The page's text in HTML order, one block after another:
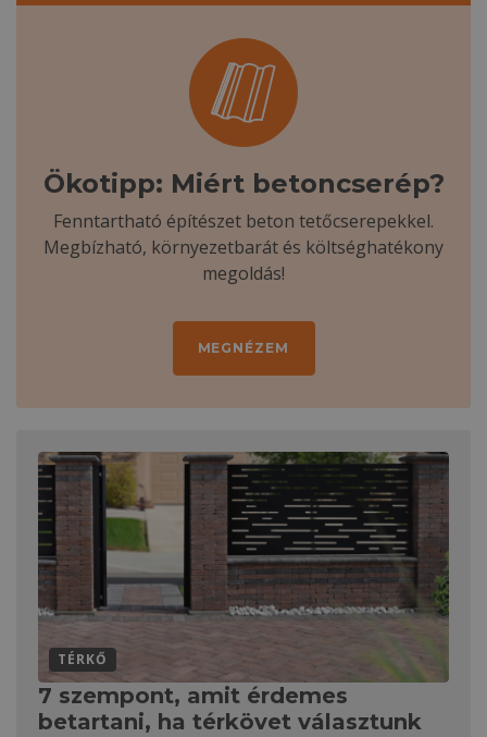
Ökotipp: Miért betoncserép?
Fenntartható építészet beton tetőcserepekkel.
Megbízható, környezetbarát és költséghatékony
megoldás!
MEGNÉZEM
TÉRKŐ
7 szempont, amit érdemes
betartani, ha térkövet választunk